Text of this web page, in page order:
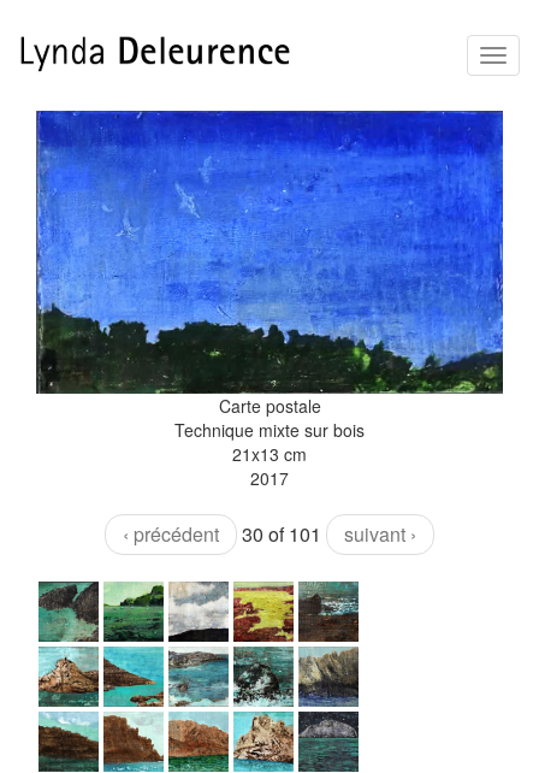
Aller
principal
Carte postale
Technique mixte sur bois
21x13 cm
2017
‹ précédent 30 of 101 suivant ›